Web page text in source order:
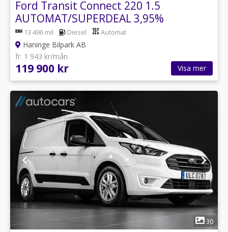
Ford Transit Connect 220 1.5
AUTOMAT/SUPERDEAL 3,95%
13 496 mil Diesel Automat
Haninge Bilpark AB
fr. 1 943 kr/mån
119 900 kr Visa mer
30